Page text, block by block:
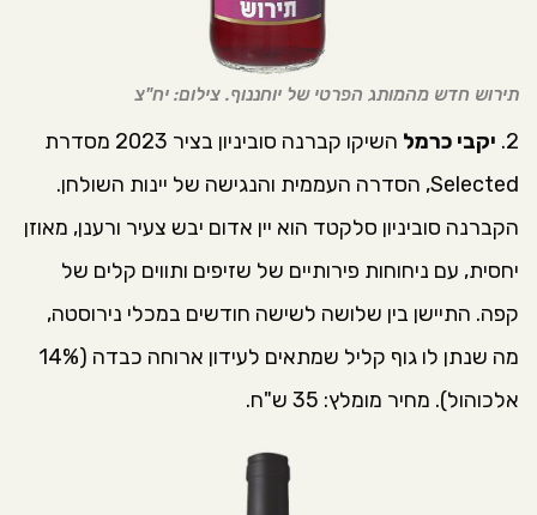
תירוש חדש מהמותג הפרטי של יוחננוף. צילום: יח"צ
2. יקבי כרמל
השיקו קברנה סוביניון בציר 2023 מסדרת
Selected, הסדרה העממית והנגישה של יינות השולחן.
הקברנה סוביניון סלקטד הוא יין אדום יבש צעיר ורענן, מאוזן
יחסית, עם ניחוחות פירותיים של שזיפים ותווים קלים של
קפה. התיישן בין שלושה לשישה חודשים במכלי נירוסטה,
מה שנתן לו גוף קליל שמתאים לעידון ארוחה כבדה (14%
אלכוהול). מחיר מומלץ: 35 ש"ח.